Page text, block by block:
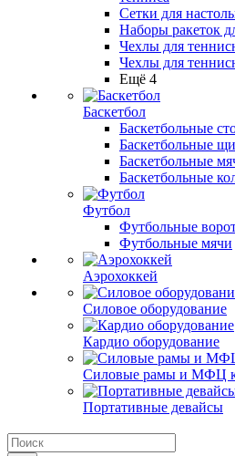
Сетки для
Наборы ракеток
Чехлы для
Чехлы для
Ещё 4
Баскетбол
Баскетбольные
Баскетбольные
Баскетбольные
Баскетбольные
Футбол
Футбольные
Футбольные мячи
Аэрохоккей
Силовое оборудование
Кардио оборудование
Силовые рамы и МФЦ
Портативные девайсы